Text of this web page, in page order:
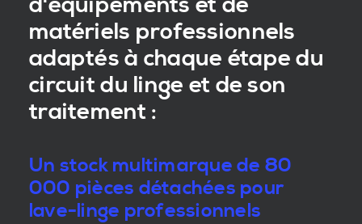
matériels professionnels
adaptés à chaque étape du
circuit du linge et de son
traitement :
Un stock multimarque de 80
000 pièces détachées pour
lave-linge professionnels